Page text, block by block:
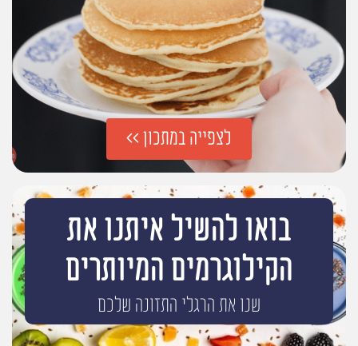
לצפייה במתכון >>
בואו להשיל איתנו את
הקילוגרמים המיותרים
שנו את הרגלי התזונה שלכם